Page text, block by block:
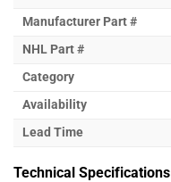
Manufacturer Part #
NHL Part #
Category
Availability
Lead Time
Technical Specifications